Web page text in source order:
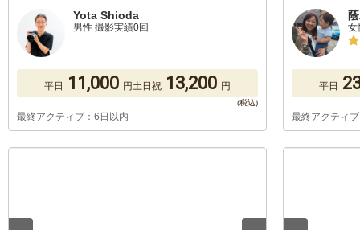
Yota Shioda
男性 撮影実績0回
平日 11,000 円土日祝 13,200 円
最終アクティブ：6日以内
女
平日
最終アクティ